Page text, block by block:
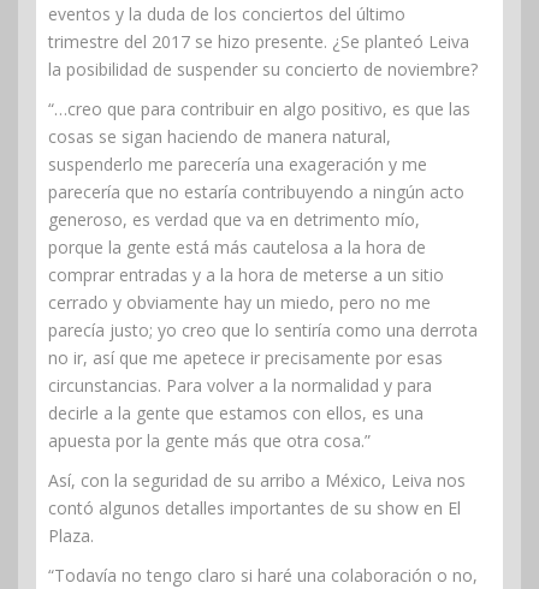
eventos y la duda de los conciertos del último
trimestre del 2017 se hizo presente. ¿Se planteó Leiva
la posibilidad de suspender su concierto de noviembre?
“…creo que para contribuir en algo positivo, es que las
cosas se sigan haciendo de manera natural,
suspenderlo me parecería una exageración y me
parecería que no estaría contribuyendo a ningún acto
generoso, es verdad que va en detrimento mío,
porque la gente está más cautelosa a la hora de
comprar entradas y a la hora de meterse a un sitio
cerrado y obviamente hay un miedo, pero no me
parecía justo; yo creo que lo sentiría como una derrota
no ir, así que me apetece ir precisamente por esas
circunstancias. Para volver a la normalidad y para
decirle a la gente que estamos con ellos, es una
apuesta por la gente más que otra cosa.”
Así, con la seguridad de su arribo a México, Leiva nos
contó algunos detalles importantes de su show en El
Plaza.
“Todavía no tengo claro si haré una colaboración o no,